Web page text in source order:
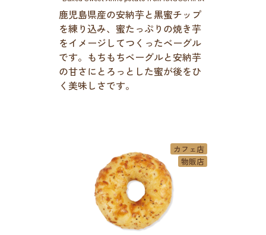
鹿児島県産の安納芋と黒蜜チップ
を練り込み、蜜たっぷりの焼き芋
をイメージしてつくったベーグル
です。もちもちベーグルと安納芋
の甘さにとろっとした蜜が後をひ
く美味しさです。
カフェ店
物販店